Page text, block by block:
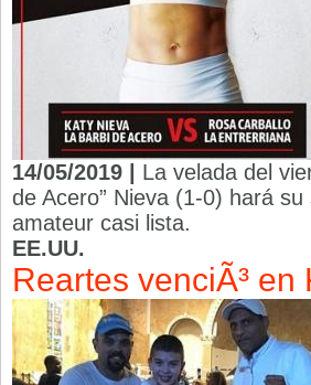
14/05/2019 | La velada del
de Acero” Nieva (1-0) hará
amateur casi lista.
EE.UU.
Reartes venciÃ³ en